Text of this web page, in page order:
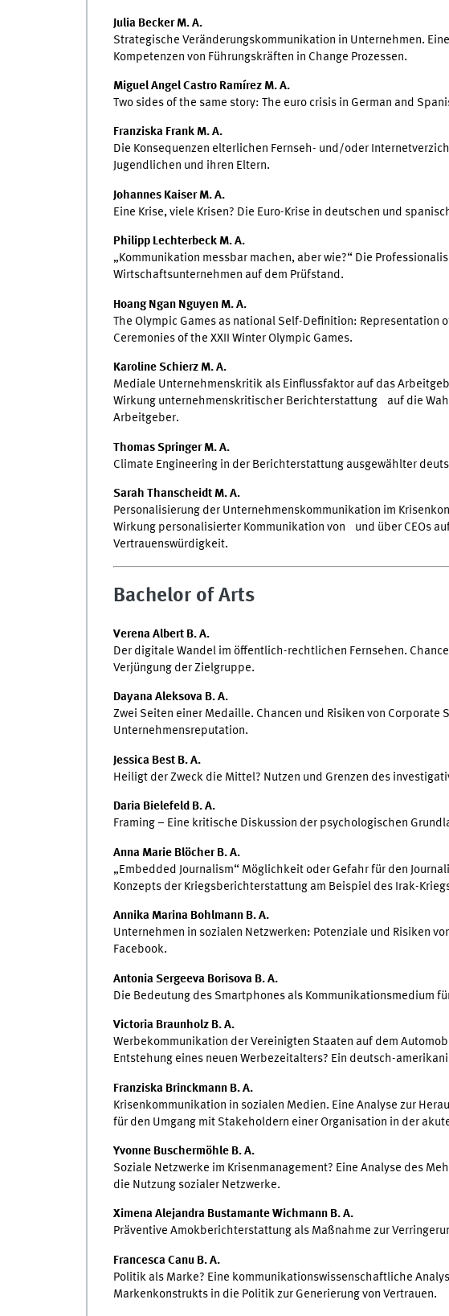
Julia Becker M. A.
Strategische Veränderungskommunikation in Unternehmen.
Kompetenzen von Führungskräften in Change Prozessen.
Miguel Angel Castro Ramírez M. A.
Two sides of the same story: The euro crisis in German and
Franziska Frank M. A.
Die Konsequenzen elterlichen Fernseh- und/oder
Jugendlichen und ihren Eltern.
Johannes Kaiser M. A.
Eine Krise, viele Krisen? Die Euro-Krise in deutschen und
Philipp Lechterbeck M. A.
„Kommunikation messbar machen, aber wie?“ Die
Wirtschaftsunternehmen auf dem Prüfstand.
Hoang Ngan Nguyen M. A.
The Olympic Games as national Self-Definition:
Ceremonies of the XXII Winter Olympic Games.
Karoline Schierz M. A.
Mediale Unternehmenskritik als Einflussfaktor auf das
Wirkung unternehmenskritischer Berichterstattung auf die
Arbeitgeber.
Thomas Springer M. A.
Climate Engineering in der Berichterstattung ausgewählter
Sarah Thanscheidt M. A.
Personalisierung der Unternehmenskommunikation im
Wirkung personalisierter Kommunikation von und über CEOs
Vertrauenswürdigkeit.
Bachelor of Arts
Verena Albert B. A.
Der digitale Wandel im öffentlich-rechtlichen Fernsehen.
Verjüngung der Zielgruppe.
Dayana Aleksova B. A.
Zwei Seiten einer Medaille. Chancen und Risiken von
Unternehmensreputation.
Jessica Best B. A.
Heiligt der Zweck die Mittel? Nutzen und Grenzen des
Daria Bielefeld B. A.
Framing – Eine kritische Diskussion der psychologischen
Anna Marie Blöcher B. A.
„Embedded Journalism“ Möglichkeit oder Gefahr für den
Konzepts der Kriegsberichterstattung am Beispiel des Irak-
Annika Marina Bohlmann B. A.
Unternehmen in sozialen Netzwerken: Potenziale und Risiken
Facebook.
Antonia Sergeeva Borisova B. A.
Die Bedeutung des Smartphones als Kommunikationsmedium
Victoria Braunholz B. A.
Werbekommunikation der Vereinigten Staaten auf dem
Entstehung eines neuen Werbezeitalters? Ein deutsch-
Franziska Brinckmann B. A.
Krisenkommunikation in sozialen Medien. Eine Analyse zur
für den Umgang mit Stakeholdern einer Organisation in der
Yvonne Buschermöhle B. A.
Soziale Netzwerke im Krisenmanagement? Eine Analyse des
die Nutzung sozialer Netzwerke.
Ximena Alejandra Bustamante Wichmann B. A.
Präventive Amokberichterstattung als Maßnahme zur
Francesca Canu B. A.
Politik als Marke? Eine kommunikationswissenschaftliche
Markenkonstrukts in die Politik zur Generierung von Vertrauen.